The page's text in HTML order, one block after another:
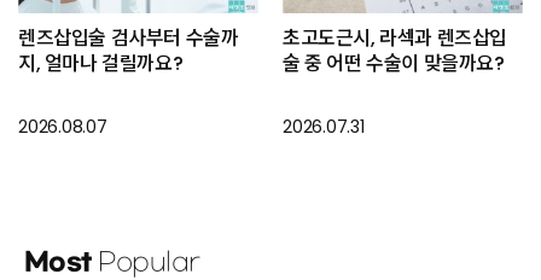
렌즈삽입술 검사부터 수술까
지, 얼마나 걸릴까요?
2026.08.07
초고도근시, 라섹과 렌즈삽입
술 중 어떤 수술이 맞을까요?
2026.07.31
Most Popular